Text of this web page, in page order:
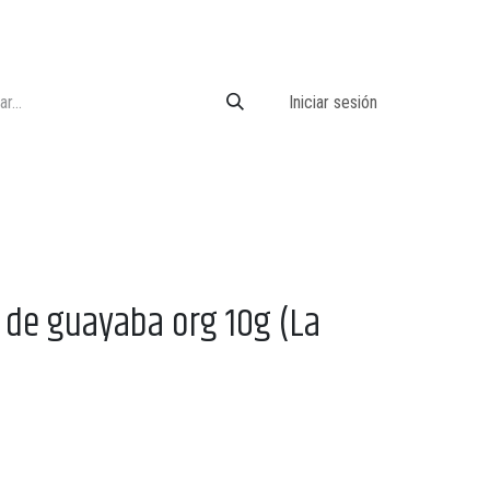
Iniciar sesión
guayaba org 10g (La